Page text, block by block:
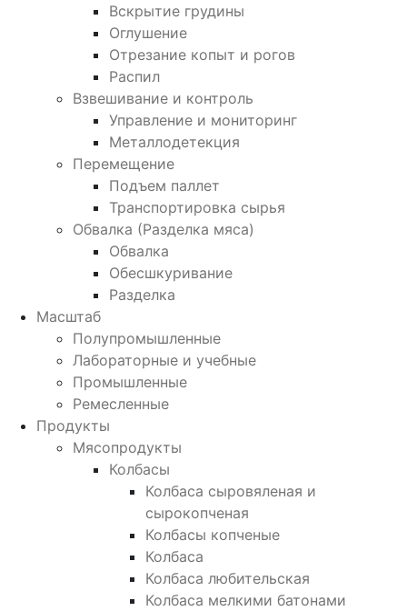
Вскрытие грудины
Оглушение
Отрезание копыт и рогов
Распил
Взвешивание и контроль
Управление и мониторинг
Металлодетекция
Перемещение
Подъем паллет
Транспортировка сырья
Обвалка (Разделка мяса)
Обвалка
Обесшкуривание
Разделка
Масштаб
Полупромышленные
Лабораторные и учебные
Промышленные
Ремесленные
Продукты
Мясопродукты
Колбасы
Колбаса сыровяленая и
сырокопченая
Колбасы копченые
Колбаса
Колбаса любительская
Колбаса мелкими батонами